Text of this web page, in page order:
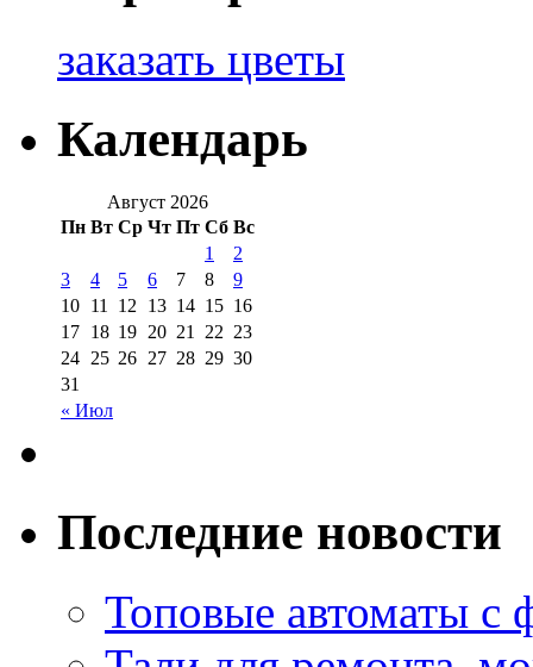
заказать цветы
Календарь
Август 2026
Пн Вт Ср Чт Пт Сб Вс
« Июл
1
2
3
4 5 6 7 8
9
10 11 12 13 14 15 16
17 18 19 20 21 22 23
24 25 26 27 28 29 30
31
Последние новости
Топовые автоматы с